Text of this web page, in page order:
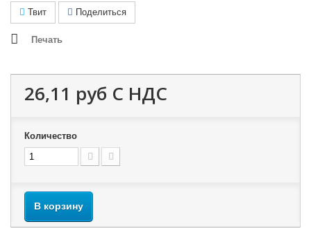
Твит Поделиться
Печать
26,11 руб С НДС
Количество
В корзину